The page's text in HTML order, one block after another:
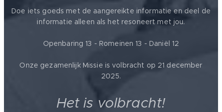
Doe iets goeds met de aangereikte informatie en deel de
informatie alleen als het resoneert met jou.
Openbaring 13 - Romeinen 13 - Daniël 12
Onze gezamenlijk Missie is volbracht op 21 december
2025.
Het is volbracht!